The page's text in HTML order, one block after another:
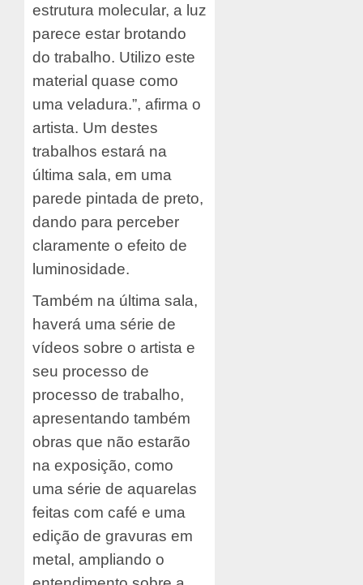
estrutura molecular, a luz
parece estar brotando
do trabalho. Utilizo este
material quase como
uma veladura.”, afirma o
artista. Um destes
trabalhos estará na
última sala, em uma
parede pintada de preto,
dando para perceber
claramente o efeito de
luminosidade.
Também na última sala,
haverá uma série de
vídeos sobre o artista e
seu processo de
processo de trabalho,
apresentando também
obras que não estarão
na exposição, como
uma série de aquarelas
feitas com café e uma
edição de gravuras em
metal, ampliando o